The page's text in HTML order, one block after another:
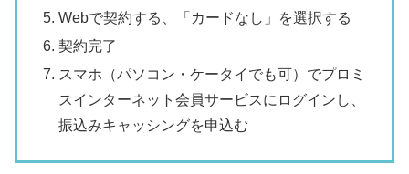
Webで契約する、「カードなし」を選択する
契約完了
スマホ（パソコン・ケータイでも可）でプロミ
スインターネット会員サービスにログインし、
振込みキャッシングを申込む